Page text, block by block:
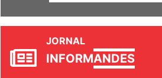
JORNAL
INFORMANDES